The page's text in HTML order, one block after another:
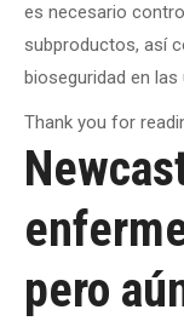
es necesario
subproductos, así
bioseguridad en
Thank you for
pero